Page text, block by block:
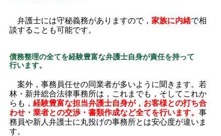
弁護士には守秘義務がありますので， 家族に内緒で相
談することも可能です。
債務整理の全てを経験豊富な弁護士自身が責任を持って
行います。
案外，事務員任せの同業者が多いように聞きます。若
林・新井総合法律事務所は，これまでも，そしてこれか
らも， 経験豊富な担当弁護士自身が，お客様との打ち合
わせ・業者との交渉・書類作成など全てを行います。 事
務員や新人弁護士に丸投げの事務所とは安心度が違いま
す。